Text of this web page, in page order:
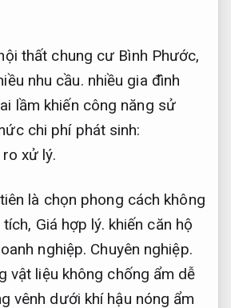
thất chung cư Bình Phước,
nhu cầu. nhiều gia đình
lầm khiến công năng sử
chi phí phát sinh:
xử lý.
là chọn phong cách không
Giá hợp lý. khiến căn hộ
nghiệp. Chuyên nghiệp.
vật liệu không chống ẩm dễ
vênh dưới khí hậu nóng ẩm